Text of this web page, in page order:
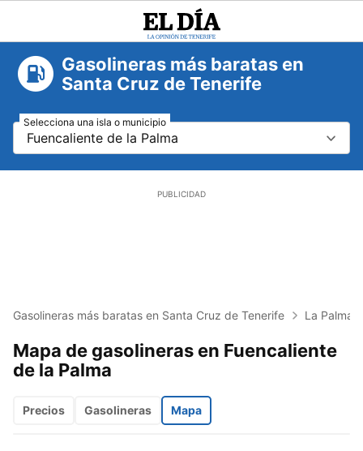
Día
Gasolineras más baratas en
Santa Cruz de Tenerife
Fuencaliente de la Palma
Selecciona una isla o municipio
Gasolineras más baratas en Santa Cruz de Tenerife La Palma
Mapa de gasolineras en Fuencaliente
de la Palma
Precios Gasolineras Mapa